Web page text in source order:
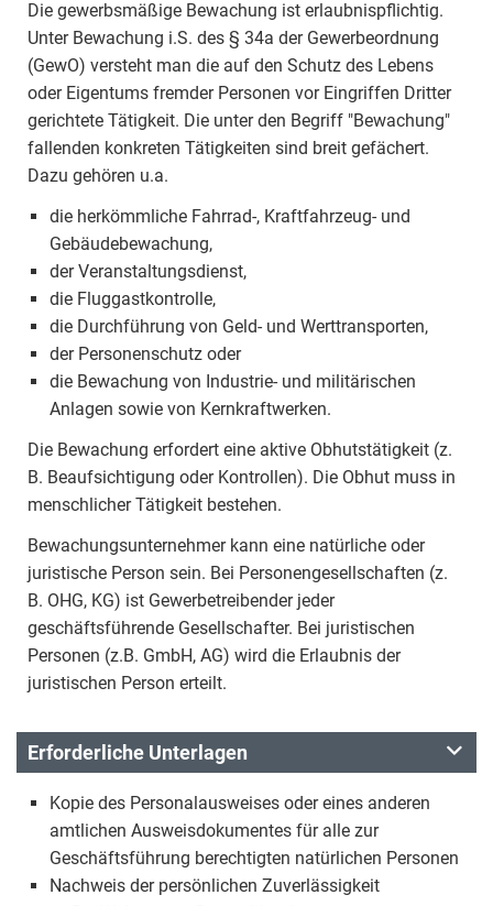
Die gewerbsmäßige Bewachung ist erlaubnispflichtig.
Unter Bewachung i.S. des § 34a der Gewerbeordnung
(GewO) versteht man die auf den Schutz des Lebens
oder Eigentums fremder Personen vor Eingriffen Dritter
gerichtete Tätigkeit. Die unter den Begriff "Bewachung"
fallenden konkreten Tätigkeiten sind breit gefächert.
Dazu gehören u.a.
die herkömmliche Fahrrad-, Kraftfahrzeug- und
Gebäudebewachung,
der Veranstaltungsdienst,
die Fluggastkontrolle,
die Durchführung von Geld- und Werttransporten,
der Personenschutz oder
die Bewachung von Industrie- und militärischen
Anlagen sowie von Kernkraftwerken.
Die Bewachung erfordert eine aktive Obhutstätigkeit (z.
B. Beaufsichtigung oder Kontrollen). Die Obhut muss in
menschlicher Tätigkeit bestehen.
Bewachungsunternehmer kann eine natürliche oder
juristische Person sein. Bei Personengesellschaften (z.
B. OHG, KG) ist Gewerbetreibender jeder
geschäftsführende Gesellschafter. Bei juristischen
Personen (z.B. GmbH, AG) wird die Erlaubnis der
juristischen Person erteilt.
Erforderliche Unterlagen
Kopie des Personalausweises oder eines anderen
amtlichen Ausweisdokumentes für alle zur
Geschäftsführung berechtigten natürlichen Personen
Nachweis der persönlichen Zuverlässigkeit